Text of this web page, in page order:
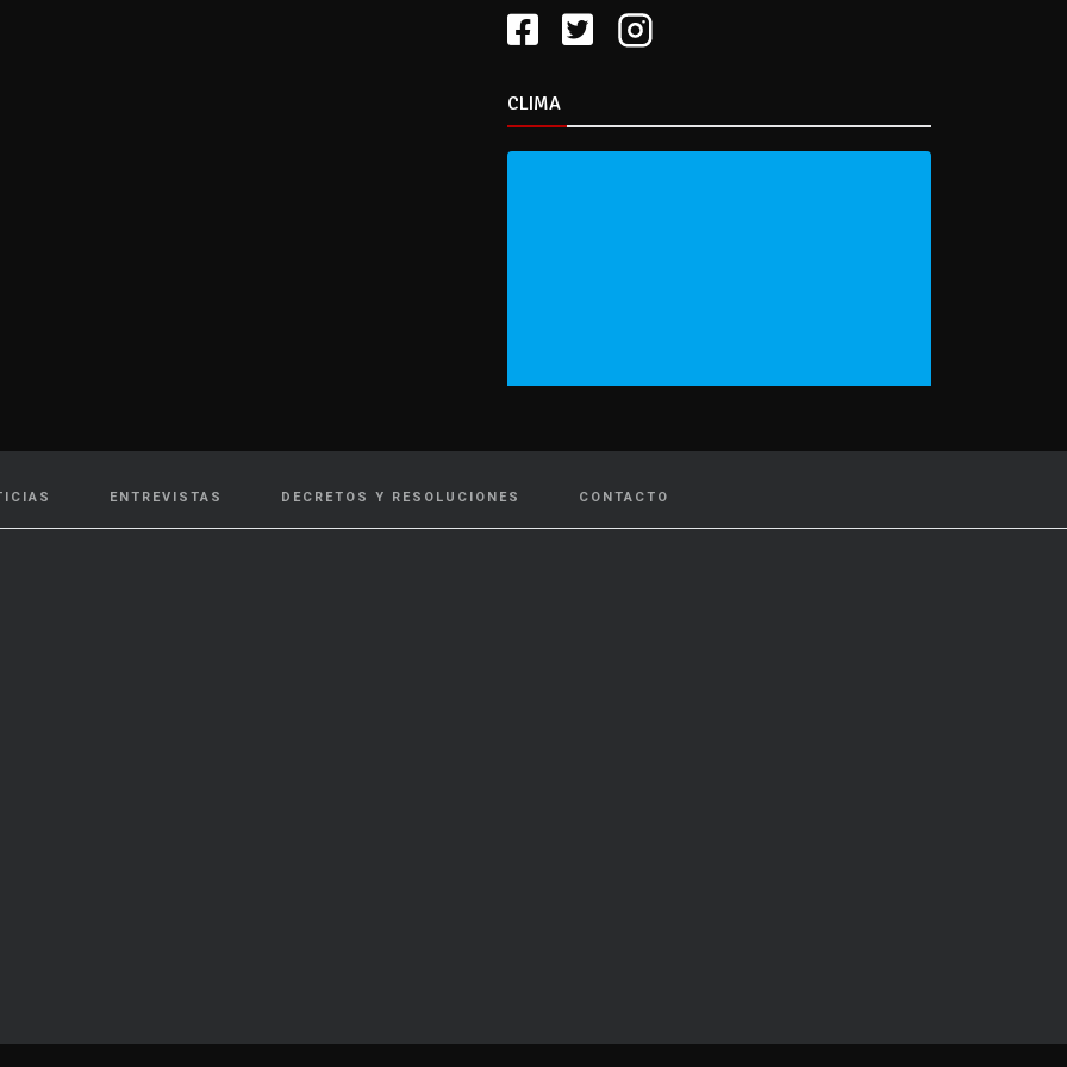
CLIMA
ENTREVISTAS DECRETOS Y RESOLUCIONES CONTACTO